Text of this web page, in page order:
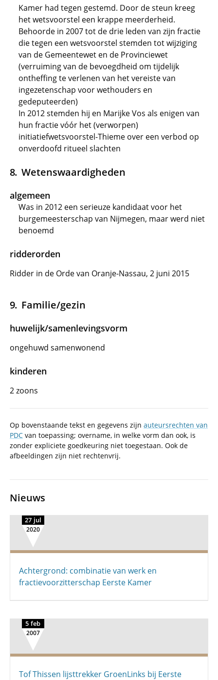
Kamer had tegen gestemd. Door de steun kreeg
het wetsvoorstel een krappe meerderheid.
Behoorde in 2007 tot de drie leden van zijn fractie
die tegen een wetsvoorstel stemden tot wijziging
van de Gemeentewet en de Provinciewet
(verruiming van de bevoegdheid om tijdelijk
ontheffing te verlenen van het vereiste van
ingezetenschap voor wethouders en
gedeputeerden)
In 2012 stemden hij en Marijke Vos als enigen van
hun fractie vóór het (verworpen)
initiatiefwetsvoorstel-Thieme over een verbod op
onverdoofd ritueel slachten
Wetenswaardigheden
algemeen
Was in 2012 een serieuze kandidaat voor het
burgemeesterschap van Nijmegen, maar werd niet
benoemd
ridderorden
Ridder in de Orde van Oranje-Nassau, 2 juni 2015
Familie/gezin
huwelijk/samenlevingsvorm
ongehuwd samenwonend
kinderen
2 zoons
Op bovenstaande tekst en gegevens zijn auteursrechten van
PDC van toepassing; overname, in welke vorm dan ook, is
zonder expliciete goedkeuring niet toegestaan. Ook de
afbeeldingen zijn niet rechtenvrij.
Nieuws
27 jul
2020
Achtergrond: combinatie van werk en
fractievoorzitterschap Eerste Kamer
5 feb
2007
Tof Thissen lijsttrekker GroenLinks bij Eerste